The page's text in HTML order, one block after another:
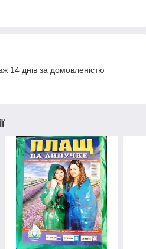
14 днів за домовленістю